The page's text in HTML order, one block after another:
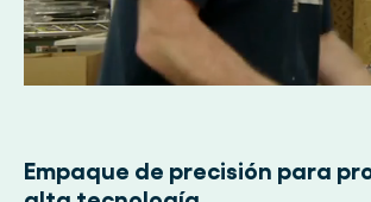
Empaque de precisión para